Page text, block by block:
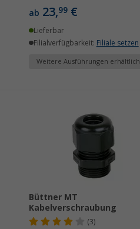
ab 23,99 €
Lieferbar
Filialverfügbarkeit: Filiale setzen
Weitere Ausführungen erhältlich
Büttner MT
Kabelverschraubung
(3)